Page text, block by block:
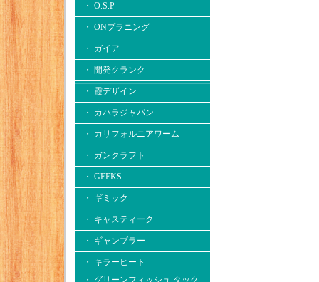
・ O.S.P
・ ONプラニング
・ ガイア
・ 開発クランク
・ 霞デザイン
・ カハラジャパン
・ カリフォルニアワーム
・ ガンクラフト
・ GEEKS
・ ギミック
・ キャスティーク
・ ギャンブラー
・ キラーヒート
・ グリーンフィッシュ タック